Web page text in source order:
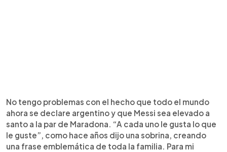
No tengo problemas con el hecho que todo el mundo
ahora se declare argentino y que Messi sea elevado a
santo a la par de Maradona. “A cada uno le gusta lo que
le guste”, como hace años dijo una sobrina, creando
una frase emblemática de toda la familia. Para mi